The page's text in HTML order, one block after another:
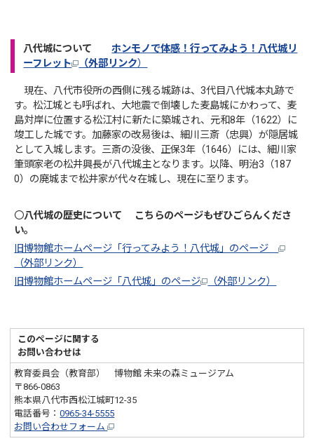
八代城についてホンモノで体感！行ってみよう！八代城リ
ーフレット
（外部リンク）
現在、八代市役所の西側に残る城跡は、3代目八代城本丸跡で
す。松江城とも呼ばれ、大地震で倒壊した麦島城にかわって、麦
島対岸に位置する松江村に新たに築城され、元和8年（1622）に
竣工した城です。加藤家の改易後は、細川三斎（忠興）が隠居城
として入城します。三斎の没後、正保3年（1646）には、細川家
筆頭家老の松井興長が八代城主となります。以降、明治3（187
0）の廃城まで松井家が代々在城し、現在に至ります。
〇八代城の歴史について こちらのページもぜひごらんくださ
い。
旧博物館ホームページ「行ってみよう！八代城」のページ
（外部リンク）
旧博物館ホームページ「八代城」のページ
（外部リンク）
このページに関する
お問い合わせは
教育委員会（教育部） 博物館 未来の森ミュージアム
〒866-0863
熊本県八代市西松江城町12-35
電話番号：0965-34-5555
お問い合わせフォーム